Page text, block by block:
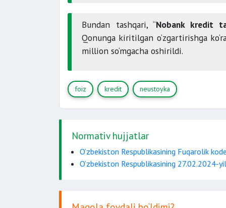
Bundan tashqari, “Nobank kredit
Qonunga kiritilgan o‘zgartirishga
million so‘mgacha oshirildi.
foiz kredit neustoyka
Normativ hujjatlar
O‘zbekiston Respublikasining Fuqarolik
O‘zbekiston Respublikasining 27.02.2024-